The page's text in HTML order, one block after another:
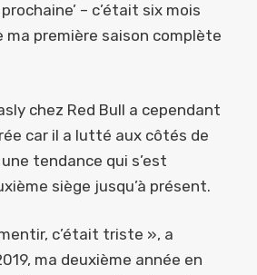
– c’était six mois
ma première saison complète
chez Red Bull a cependant
car il a lutté aux côtés de
tendance qui s’est
siège jusqu’à présent.
c’était triste », a
ma deuxième année en